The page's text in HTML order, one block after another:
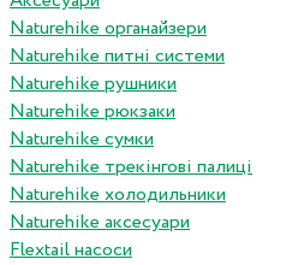
Naturehike органайзери
Naturehike питні системи
Naturehike рушники
Naturehike рюкзаки
Naturehike сумки
Naturehike трекінгові палиці
Naturehike холодильники
Naturehike аксесуари
Flextail насоси